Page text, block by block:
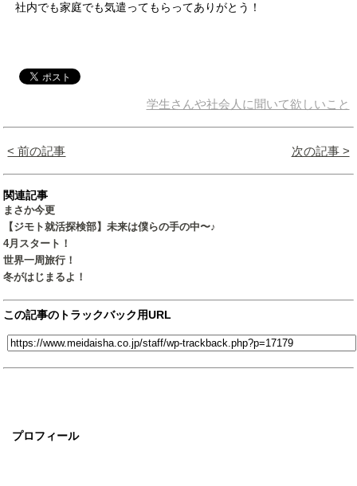
プロフィール
社内でも家庭でも気遣ってもらってありがとう！
学生さんや社会人に聞いて欲しいこと
< 前の記事 次の記事 >
関連記事
まさか今更
【ジモト就活探検部】未来は僕らの手の中〜♪
4月スタート！
世界一周旅行！
冬がはじまるよ！
この記事のトラックバック用URL